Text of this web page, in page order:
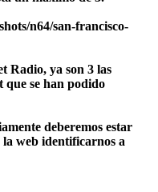
Radio, ya son 3 las
que se han podido
deberemos estar
la web identificarnos a